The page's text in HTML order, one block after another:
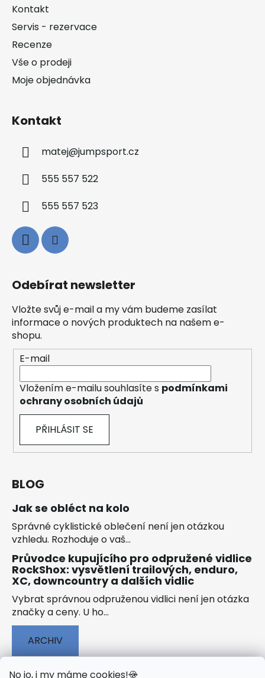
No jo, i my máme cookies!🍪
Kontakt
Servis - rezervace
Recenze
Vše o prodeji
Moje objednávka
Kontakt
matej@jumpsport.cz
555 557 522
555 557 523
Odebírat newsletter
Vložte svůj e-mail a my vám budeme zasílat
informace o nových produktech na našem e-
shopu.
E-mail
Vložením e-mailu souhlasíte s podmínkami
ochrany osobních údajů
PŘIHLÁSIT SE
BLOG
Jak se obléct na kolo
Správné cyklistické oblečení není jen otázkou
vzhledu. Rozhoduje o vaš...
Průvodce kupujícího pro odpružené vidlice
RockShox: vysvětlení trailových, enduro,
XC, downcountry a dalších vidlic
Vybrat správnou odpruženou vidlici není jen otázka
značky a ceny. U ho...
ARCHIV